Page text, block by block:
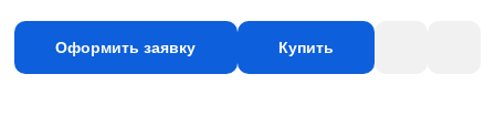
Оформить заявку Купить